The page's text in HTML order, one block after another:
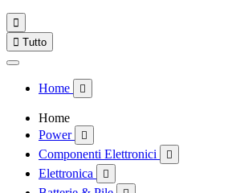

 Tutto
Home 
Home
Power

Componenti Elettronici 
Elettronica 